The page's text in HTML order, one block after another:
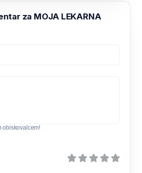
za MOJA LEKARNA
obiskovalcem!